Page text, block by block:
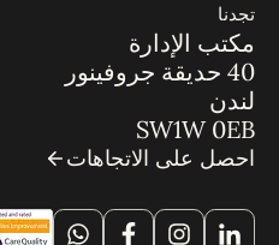
تجدنا
مكتب الإدارة
40 حديقة جروفينور
لندن
SW1W 0EB
احصل على الاتجاهات